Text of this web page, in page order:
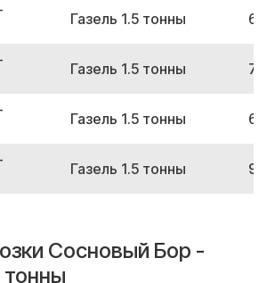
Газель 1.5 тонны
Газель 1.5 тонны
Газель 1.5 тонны
Газель 1.5 тонны
Сосновый Бор -